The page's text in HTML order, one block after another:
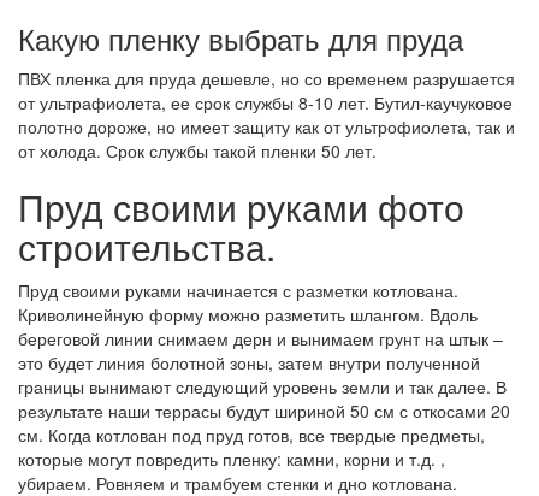
Какую пленку выбрать для пруда
ПВХ пленка для пруда дешевле, но со временем разрушается
от ультрафиолета, ее срок службы 8-10 лет. Бутил-каучуковое
полотно дороже, но имеет защиту как от ультрофиолета, так и
от холода. Срок службы такой пленки 50 лет.
Пруд своими руками фото
строительства.
Пруд своими руками начинается с разметки котлована.
Криволинейную форму можно разметить шлангом. Вдоль
береговой линии снимаем дерн и вынимаем грунт на штык –
это будет линия болотной зоны, затем внутри полученной
границы вынимают следующий уровень земли и так далее. В
результате наши террасы будут шириной 50 см с откосами 20
см. Когда котлован под пруд готов, все твердые предметы,
которые могут повредить пленку: камни, корни и т.д. ,
убираем. Ровняем и трамбуем стенки и дно котлована.